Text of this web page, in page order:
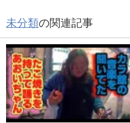
未分類の関連記事